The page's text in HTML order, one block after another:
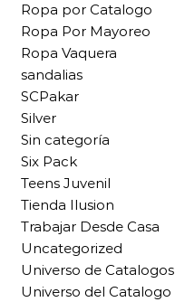
Ropa por Catalogo
Ropa Por Mayoreo
Ropa Vaquera
sandalias
SCPakar
Silver
Sin categoría
Six Pack
Teens Juvenil
Tienda Ilusion
Trabajar Desde Casa
Uncategorized
Universo de Catalogos
Universo del Catalogo